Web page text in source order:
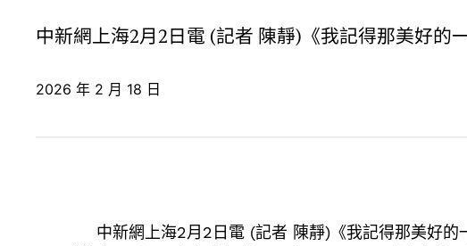
中新網上海2月2日電 (記者 陳靜)《我記得那美好
2026 年 2 月 18 日
中新網上海2月2日電 (記者 陳靜)《我記得那美好